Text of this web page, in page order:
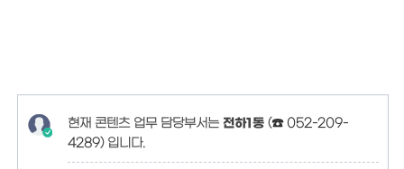
현재 콘텐츠 업무 담당부서는 전하1동(☎ 052-209-
4289)입니다.